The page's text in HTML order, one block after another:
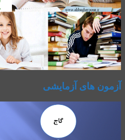
آزمون های آزمایشی